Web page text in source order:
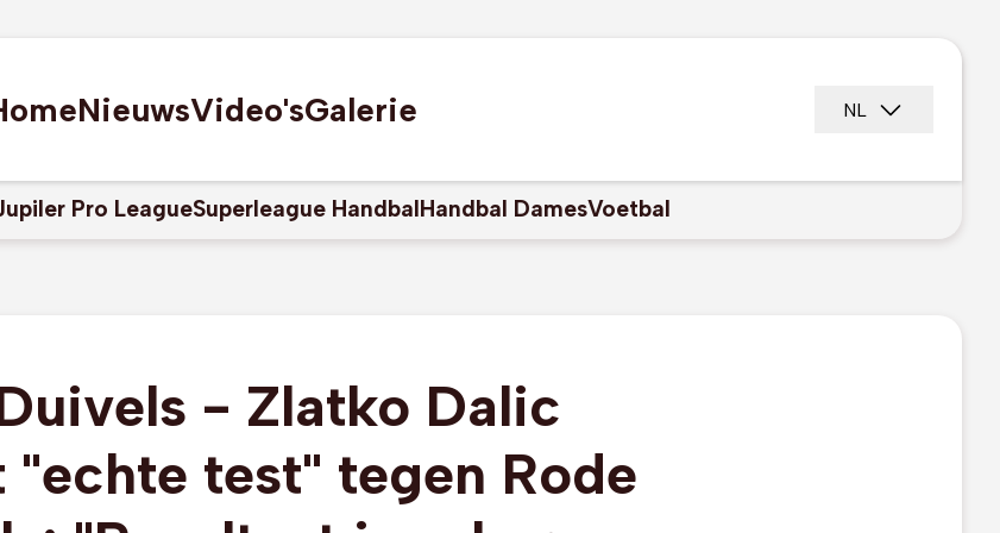
NieuwsVideo'sGalerie NL
Pro LeagueSuperleague HandbalHandbal DamesVoetbal
- Zlatko Dalic
test" tegen Rode